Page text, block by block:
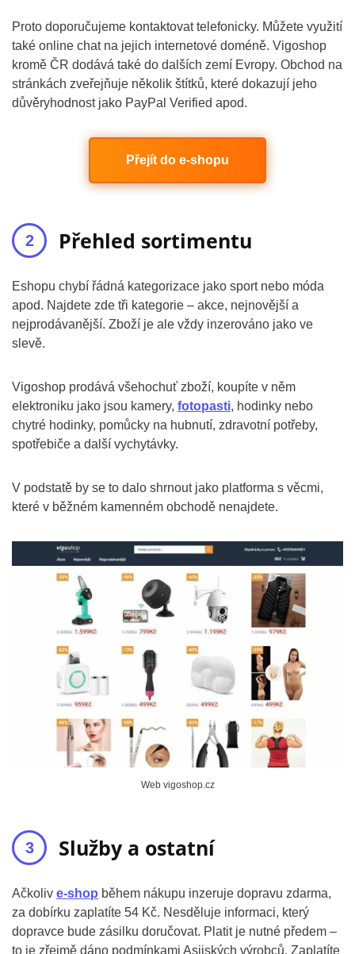
Proto doporučujeme kontaktovat telefonicky. Můžete využití
také online chat na jejich internetové doméně. Vigoshop
kromě ČR dodává také do dalších zemí Evropy. Obchod na
stránkách zveřejňuje několik štítků, které dokazují jeho
důvěryhodnost jako PayPal Verified apod.
Přejít do e-shopu
Přehled sortimentu
Eshopu chybí řádná kategorizace jako sport nebo móda
apod. Najdete zde tři kategorie – akce, nejnovější a
nejprodávanější. Zboží je ale vždy inzerováno jako ve
slevě.
Vigoshop prodává všehochuť zboží, koupíte v něm
elektroniku jako jsou kamery, fotopasti, hodinky nebo
chytré hodinky, pomůcky na hubnutí, zdravotní potřeby,
spotřebiče a další vychytávky.
V podstatě by se to dalo shrnout jako platforma s věcmi,
které v běžném kamenném obchodě nenajdete.
Web vigoshop.cz
Služby a ostatní
Ačkoliv e-shop během nákupu inzeruje dopravu zdarma,
za dobírku zaplatíte 54 Kč. Nesděluje informaci, který
dopravce bude zásilku doručovat. Platit je nutné předem –
to je zřejmě dáno podmínkami Asijských výrobců. Zaplatíte